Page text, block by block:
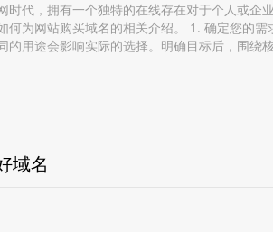
时代，拥有一个独特的在线存在对于个人或企
何为网站购买域名的相关介绍。 1. 确定您的
的用途会影响实际的选择。明确目标后，围绕
域名